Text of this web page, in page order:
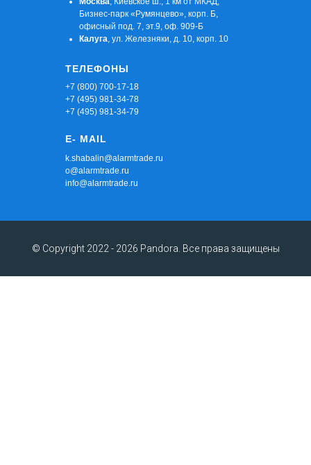
ТЕЛЕФОНЫ
+7 (800) 700-17-18
+7 (495) 981-34-78
+7 (495) 981-34-79
E- MAIL
k.shabalin@alarmtrade.ru
o@alarmtrade.ru
info@alarmtrade.ru
Бизнес-парк «Румянцево», корп. Б,
офисный под. 7, эт.9, оф. 909-Б
Калуга , ул. Железняки, д. 10, корп. 10
© Copyright 2022 - 2026 Pandora. Все права защищены